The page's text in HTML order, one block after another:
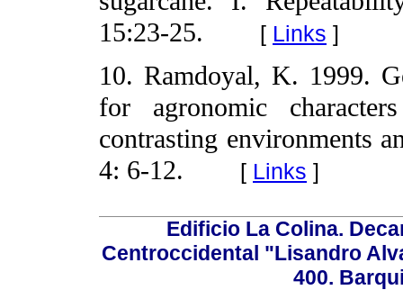
15:23-25. [ Links ]
10. Ramdoyal, K. 1999.
for agronomic
contrasting environments
4: 6-12. [ Links ]
Edificio La Colina.
Centroccidental "Lisandro
400.